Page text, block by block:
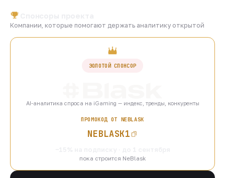
Компании, которые помогают держать аналитику открытой
ЗОЛОТОЙ СПОНСОР
AI-аналитика спроса на iGaming — индекс, тренды, конкуренты
ПРОМОКОД ОТ NEBLASK
NEBLASK1
пока строится NeBlask